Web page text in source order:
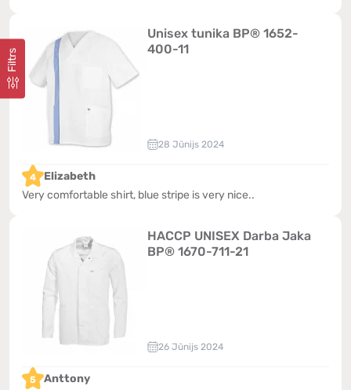
Filtrs
Unisex tunika BP® 1652-
400-11
28 Jūnijs 2024
4
Elizabeth
Very comfortable shirt, blue stripe is very nice..
HACCP UNISEX Darba Jaka
BP® 1670-711-21
26 Jūnijs 2024
5
Anttony